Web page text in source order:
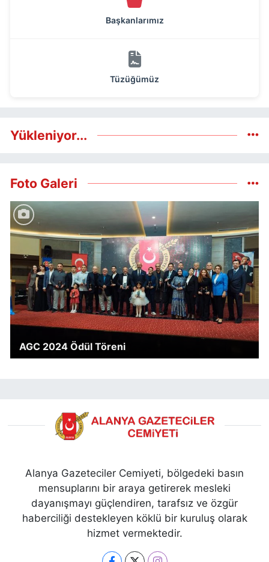
Başkanlarımız
Tüzüğümüz
Yükleniyor...
Foto Galeri
AGC 2024 Ödül Töreni
Alanya Gazeteciler Cemiyeti, bölgedeki basın
mensuplarını bir araya getirerek mesleki
dayanışmayı güçlendiren, tarafsız ve özgür
haberciliği destekleyen köklü bir kuruluş olarak
hizmet vermektedir.